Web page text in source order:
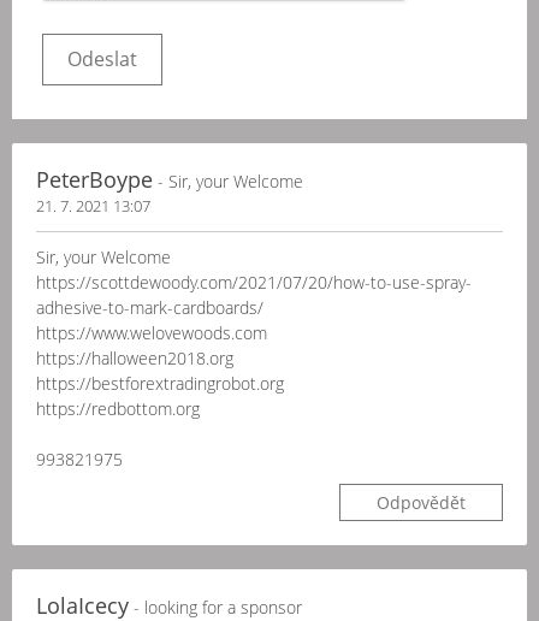
PeterBoype - Sir, your Welcome
21. 7. 2021 13:07
Sir, your Welcome
https://scottdewoody.com/2021/07/20/how-to-use-spray-
adhesive-to-mark-cardboards/
https://www.welovewoods.com
https://halloween2018.org
https://bestforextradingrobot.org
https://redbottom.org
993821975
Odpovědět
LolaIcecy - looking for a sponsor